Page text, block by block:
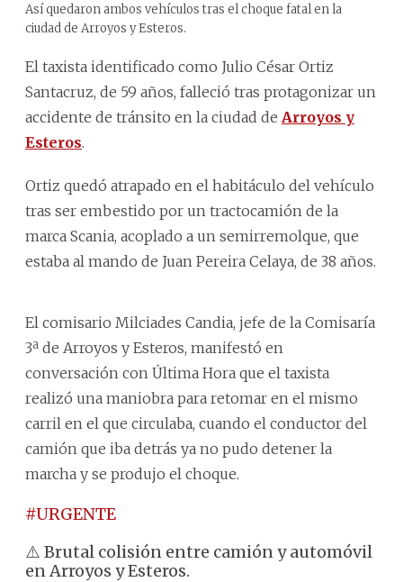
Así quedaron ambos vehículos tras el choque fatal en la
ciudad de Arroyos y Esteros.
El taxista identificado como Julio César Ortiz
Santacruz, de 59 años, falleció tras protagonizar un
accidente de tránsito en la ciudad de Arroyos y
Esteros.
Ortiz quedó atrapado en el habitáculo del vehículo
tras ser embestido por un tractocamión de la
marca Scania, acoplado a un semirremolque, que
estaba al mando de Juan Pereira Celaya, de 38 años.
El comisario Milciades Candia, jefe de la Comisaría
3ª de Arroyos y Esteros, manifestó en
conversación con Última Hora que el taxista
realizó una maniobra para retomar en el mismo
carril en el que circulaba, cuando el conductor del
camión que iba detrás ya no pudo detener la
marcha y se produjo el choque.
#URGENTE
⚠️ Brutal colisión entre camión y automóvil
en Arroyos y Esteros.